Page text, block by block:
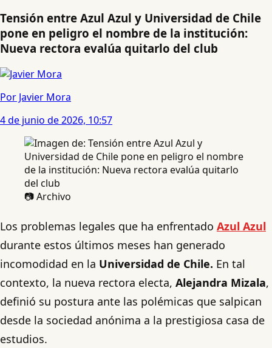
Tensión entre Azul Azul y Universidad de Chile
pone en peligro el nombre de la institución:
Nueva rectora evalúa quitarlo del club
Por Javier Mora
4 de junio de 2026, 10:57
📷 Archivo
Los problemas legales que ha enfrentado Azul Azul
durante estos últimos meses han generado
incomodidad en la Universidad de Chile. En tal
contexto, la nueva rectora electa, Alejandra Mizala,
definió su postura ante las polémicas que salpican
desde la sociedad anónima a la prestigiosa casa de
estudios.